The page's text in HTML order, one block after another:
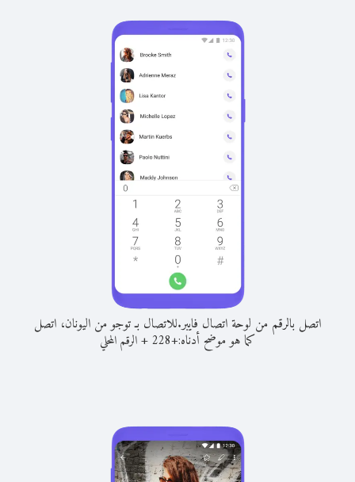
اتصل بالرقم من لوحة اتصال فايبر.للاتصال بـ توجو من اليونان، اتصل
كما هو موضح أدناه:+
228
+الرقم المحلي